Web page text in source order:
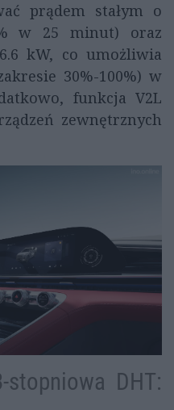
prądem stałym o
w 25 minut) oraz
kW, co umożliwia
30%-100%) w
funkcja V2L
zewnętrznych
DHT: